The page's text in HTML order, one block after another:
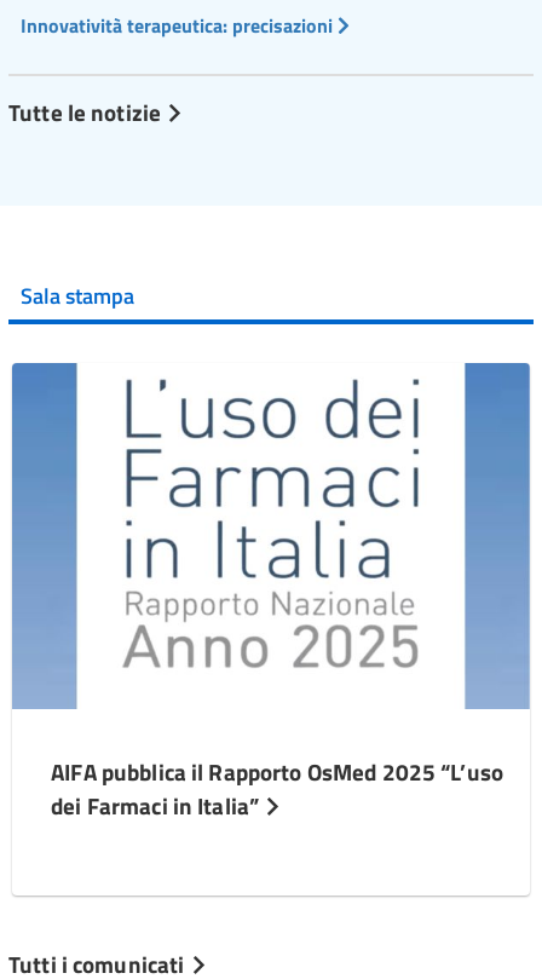
Innovatività terapeutica: precisazioni
Tutte le notizie
Sala stampa
AIFA pubblica il Rapporto OsMed 2025 “L’uso
dei Farmaci in Italia”
Tutti i comunicati